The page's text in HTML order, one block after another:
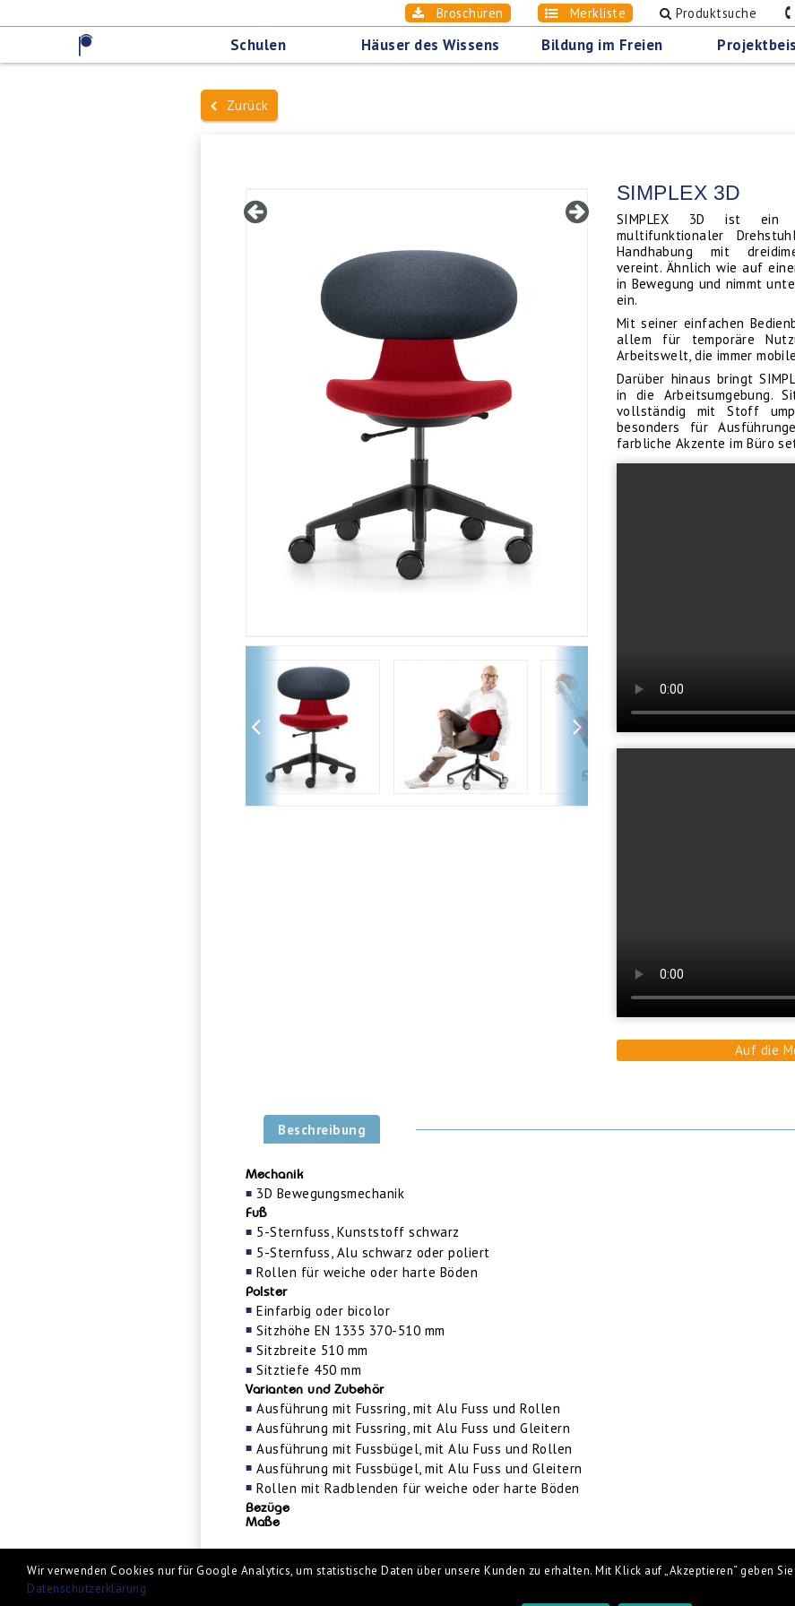
Broschüren Merkliste Produktsuche
Schulen Häuser des Wissens Bildung im Freien
Zurück
SIMPLEX 3D
SIMPLEX 3D ist ein
multifunktionaler
Handhabung mit
vereint. Ähnlich wie auf
in Bewegung und nimmt
ein.
Mit seiner einfachen
allem für temporäre
Arbeitswelt, die immer
Darüber hinaus bringt
in die Arbeitsumgebung.
vollständig mit Stoff
besonders für
farbliche Akzente im Büro
Auf die
Beschreibung
Mechanik
3D Bewegungsmechanik
Fuß
5-Sternfuss, Kunststoff schwarz
5-Sternfuss, Alu schwarz oder poliert
Rollen für weiche oder harte Böden
Polster
Einfarbig oder bicolor
Sitzhöhe EN 1335 370-510 mm
Sitzbreite 510 mm
Sitztiefe 450 mm
Varianten und Zubehör
Ausführung mit Fussring, mit Alu Fuss und Rollen
Ausführung mit Fussring, mit Alu Fuss und Gleitern
Ausführung mit Fussbügel, mit Alu Fuss und Rollen
Ausführung mit Fussbügel, mit Alu Fuss und Gleitern
Rollen mit Radblenden für weiche oder harte Böden
Bezüge
Maße
Wir verwenden Cookies nur für Google Analytics, um statistische Daten über unsere Kunden zu erhalten. Mit Klick auf „Akzeptieren“ geben
Datenschutzerklärung